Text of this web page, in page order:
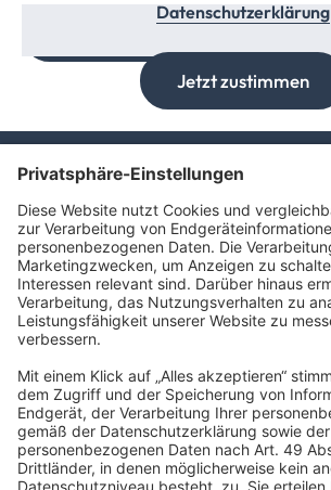
Datenschutzerklärung
Jetzt zustimmen
TAXFBA GmbH
Gasstraße 18, Haus 6a
22761 Hamburg
info@taxfba.de
Impressum
Datenschutz